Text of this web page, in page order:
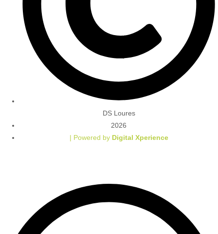
DS Loures
2026
| Powered by Digital Xperience